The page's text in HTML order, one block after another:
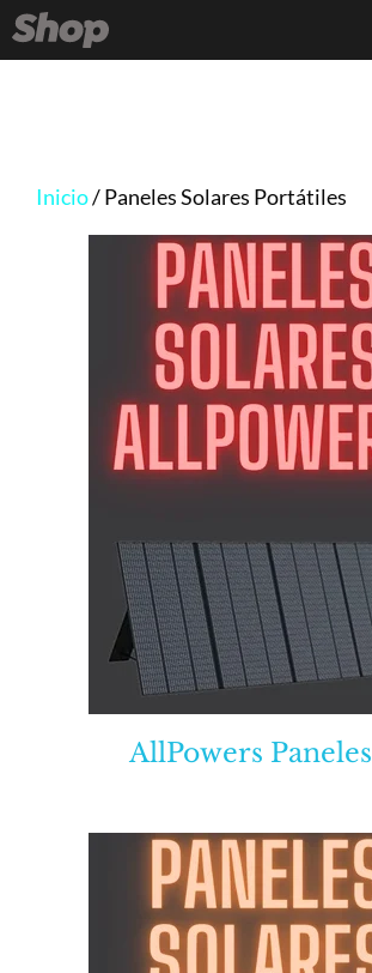
Saltar
al
Inicio/ Paneles Solares Portátiles
AllPowers Paneles